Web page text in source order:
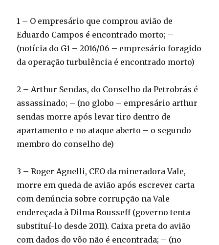
1 – O empresário que comprou avião de
Eduardo Campos é encontrado morto; –
(notícia do G1 – 2016/06 – empresário foragido
da operação turbulência é encontrado morto)
2 – Arthur Sendas, do Conselho da Petrobrás é
assassinado; – (no globo – empresário arthur
sendas morre após levar tiro dentro de
apartamento e no ataque aberto – o segundo
membro do conselho de)
3 – Roger Agnelli, CEO da mineradora Vale,
morre em queda de avião após escrever carta
com denúncia sobre corrupção na Vale
endereçada à Dilma Rousseff (governo tenta
substituí-lo desde 2011). Caixa preta do avião
com dados do vôo não é encontrada; – (no